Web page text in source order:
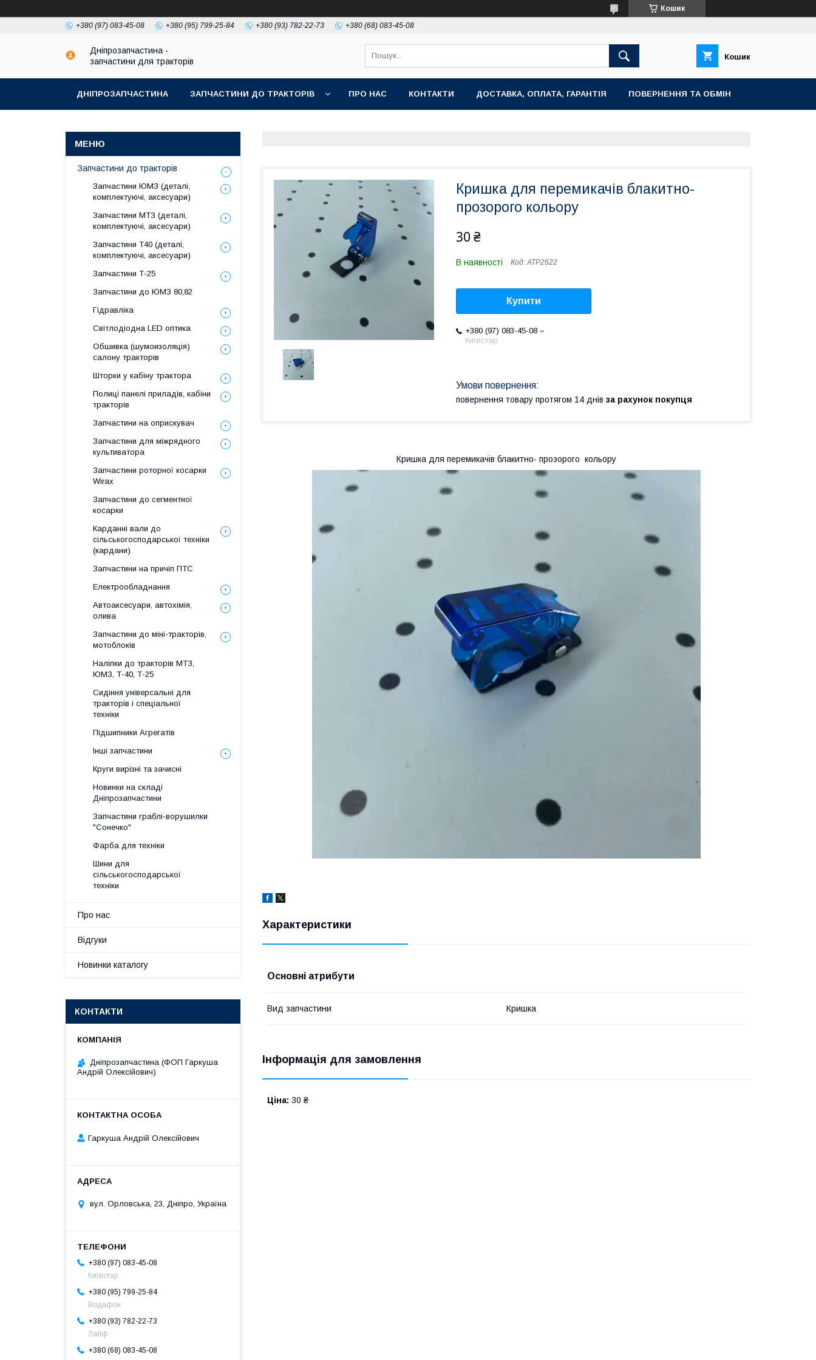
Кошик
+380 (97) 083-45-08 +380 (95) 799-25-84 +380 (93) 782-22-73 +380 (68) 083-45-08
Дніпрозапчастина -
запчастини для тракторів
Кошик
ДНІПРОЗАПЧАСТИНА ЗАПЧАСТИНИ ДО ТРАКТОРІВ ПРО НАС КОНТАКТИ ДОСТАВКА, ОПЛАТА, ГАРАНТІЯ ПОВЕРНЕННЯ ТА ОБМІН
Кришка для перемикачів блакитно-
прозорого кольору
30 ₴
В наявності Код:АТР2622
Купити
+380 (97) 083-45-08
Київстар
повернення товару протягом 14 днів за рахунок покупця
Кришка для перемикачів блакитно- прозорого кольору
Характеристики
Основні атрибути
Вид запчастини Кришка
Інформація для замовлення
Ціна: 30 ₴
Запчастини до тракторів
Запчастини ЮМЗ (деталі,
комплектуючі, аксесуари)
Запчастини МТЗ (деталі,
комплектуючі, аксесуари)
Запчастини Т40 (деталі,
комплектуючі, аксесуари)
Запчастини Т-25
Запчастини до ЮМЗ 80,82
Гідравліка
Світлодіодна LED оптика
Обшивка (шумоизоляція)
салону тракторів
Шторки у кабіну трактора
Полиці панелі приладів, кабіни
тракторів
Запчастини на оприскувач
Запчастини для міжрядного
культиватора
Запчастини роторної косарки
Wirax
Запчастини до сегментної
косарки
Карданні вали до
сільськогосподарської техніки
(кардани)
Запчастини на причіп ПТС
Електрообладнання
Автоаксесуари, автохімія,
олива
Запчастини до міні-тракторів,
мотоблоків
Наліпки до тракторів МТЗ,
ЮМЗ, Т-40, Т-25
Сидіння універсальні для
тракторів і спеціальної
техніки
Підшипники Агрегатів
Інші запчастини
Круги вирізні та зачисні
Новинки на складі
Дніпрозапчастини
Запчастини граблі-ворушилки
"Сонечко"
Фарба для техніки
Шини для
сільськогосподарської
техніки
Про нас
Відгуки
Новинки каталогу
КОНТАКТИ
Дніпрозапчастина (ФОП Гаркуша
Андрій Олексійович)
Гаркуша Андрій Олексійович
вул. Орловська, 23, Дніпро, Україна
+380 (97) 083-45-08
Київстар
+380 (95) 799-25-84
Водафон
+380 (93) 782-22-73
Лайф
+380 (68) 083-45-08